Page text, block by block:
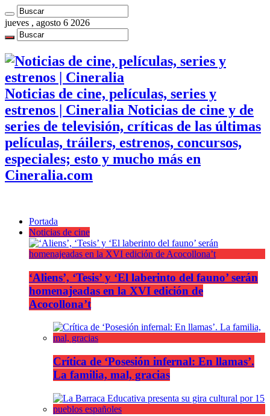
jueves , agosto 6 2026
Noticias de cine, películas, series y
estrenos | Cineralia Noticias de cine y de
series de televisión, críticas de las últimas
películas, tráilers, estrenos, concursos,
especiales; esto y mucho más en
Cineralia.com
Portada
Noticias de cine
‘Aliens’, ‘Tesis’ y ‘El laberinto del fauno’ serán
homenajeadas en la XVI edición de
Acocollona’t
Crítica de ‘Posesión infernal: En llamas’.
La familia, mal, gracias